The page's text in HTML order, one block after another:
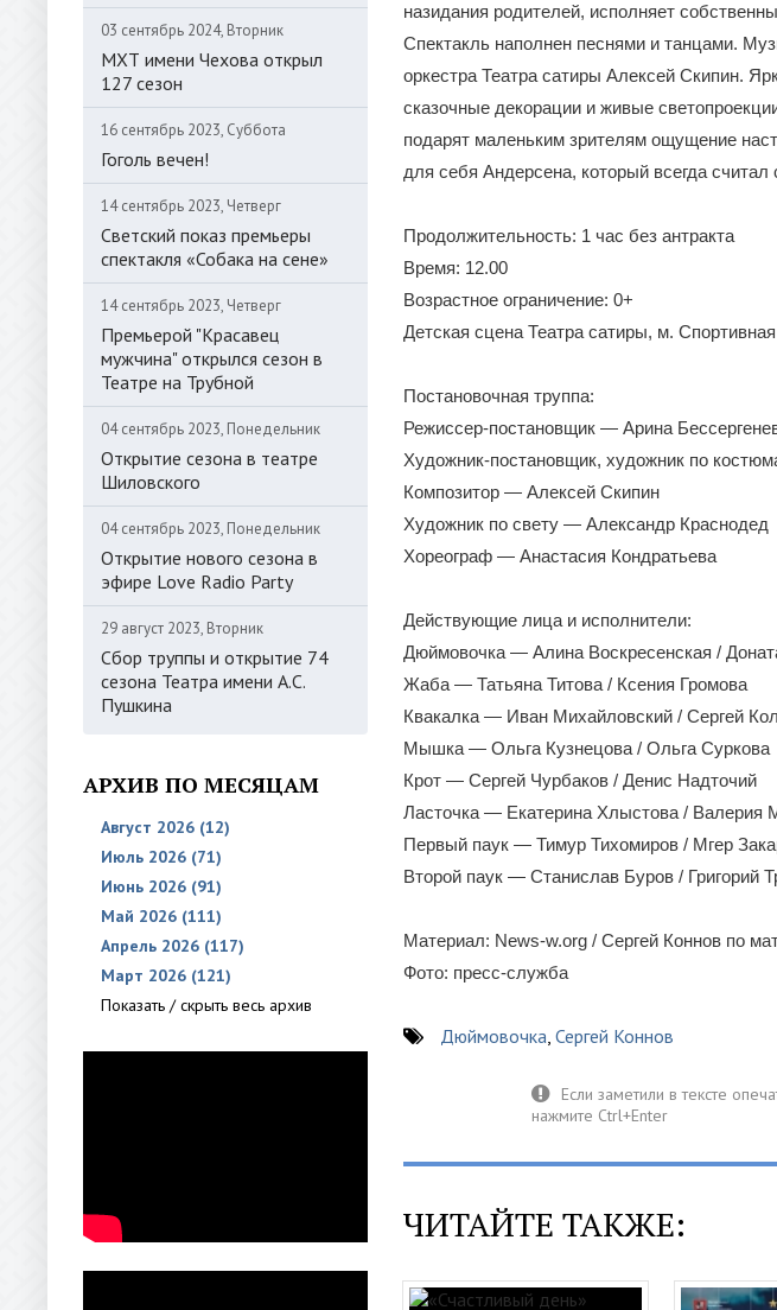
03 сентябрь 2024, Вторник
МХТ имени Чехова открыл
127 сезон
16 сентябрь 2023, Суббота
Гоголь вечен!
14 сентябрь 2023, Четверг
Светский показ премьеры
спектакля «Собака на сене»
14 сентябрь 2023, Четверг
Премьерой "Красавец
мужчина" открылся сезон в
Театре на Трубной
04 сентябрь 2023, Понедельник
Открытие сезона в театре
Шиловского
04 сентябрь 2023, Понедельник
Открытие нового сезона в
эфире Love Radio Party
29 август 2023, Вторник
Сбор труппы и открытие 74
сезона Театра имени А.С.
Пушкина
АРХИВ ПО МЕСЯЦАМ
Август 2026 (12)
Июль 2026 (71)
Июнь 2026 (91)
Май 2026 (111)
Апрель 2026 (117)
Март 2026 (121)
Показать / скрыть весь архив
назидания родителей, исполняет
Спектакль наполнен песнями и танцами.
оркестра Театра сатиры Алексей Скипин.
сказочные декорации и живые
подарят маленьким зрителям ощущение
для себя Андерсена, который всегда
Продолжительность: 1 час без антракта
Время: 12.00
Возрастное ограничение: 0+
Детская сцена Театра сатиры, м. Спортивная
Постановочная труппа:
Режиссер-постановщик — Арина
Художник-постановщик, художник по
Композитор — Алексей Скипин
Художник по свету — Александр Краснодед
Хореограф — Анастасия Кондратьева
Действующие лица и исполнители:
Дюймовочка — Алина Воскресенская /
Жаба — Татьяна Титова / Ксения Громова
Квакалка — Иван Михайловский / Сергей
Мышка — Ольга Кузнецова / Ольга Суркова
Крот — Сергей Чурбаков / Денис Надточий
Ласточка — Екатерина Хлыстова / Валерия
Первый паук — Тимур Тихомиров / Мгер
Второй паук — Станислав Буров / Григорий
Материал: News-w.org / Сергей Коннов по
Фото: пресс-служба
Дюймовочка, Сергей Коннов
ЧИТАЙТЕ ТАКЖЕ: